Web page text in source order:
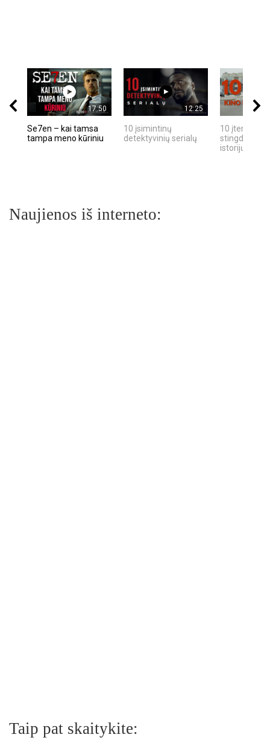
17:50
Se7en – kai tamsa
tampa meno kūriniu
12:25
10 įsimintinų
detektyvinių serialų
10 įtemptų,
stingdančių
istorijų
Naujienos iš interneto:
Taip pat skaitykite: